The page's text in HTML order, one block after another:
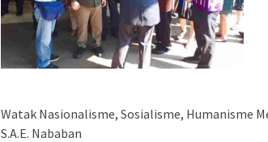
Watak Nasionalisme, Sosialisme, Humanisme
S.A.E. Nababan